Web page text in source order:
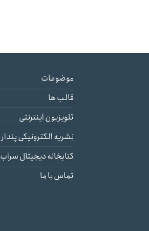
موضوعات
قالب ها
تلویزیون اینترنتی
نشریه الکترونیکی پندار
کتابخانه دیجیتال سراب
تماس با ما